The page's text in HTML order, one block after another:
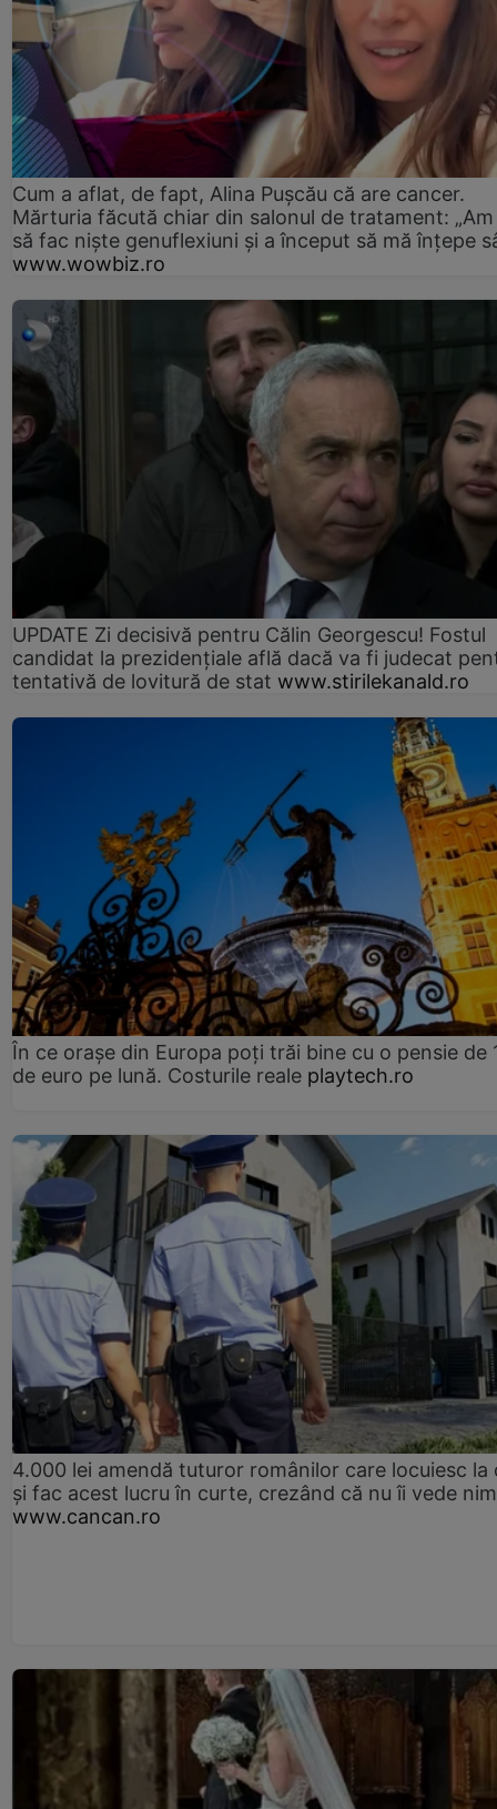
Cum a aflat, de fapt, Alina Pușcău că are cancer.
Mărturia făcută chiar din salonul de tratament:
să fac niște genuflexiuni și a început să mă înțepe
www.wowbiz.ro
UPDATE Zi decisivă pentru Călin Georgescu! Fostul
candidat la prezidențiale află dacă va fi judecat
tentativă de lovitură de stat www.stirilekanald.ro
În ce orașe din Europa poți trăi bine cu o pensie de
de euro pe lună. Costurile reale playtech.ro
4.000 lei amendă tuturor românilor care locuiesc la
și fac acest lucru în curte, crezând că nu îi vede
www.cancan.ro